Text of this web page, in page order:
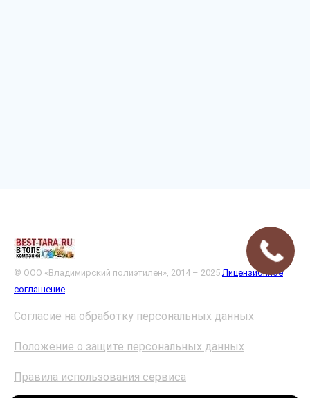
© ООО «Владимирский полиэтилен», 2014 – 2025 Лицензионное
соглашение
Согласие на обработку персональных данных
Положение о защите персональных данных
Правила использования сервиса